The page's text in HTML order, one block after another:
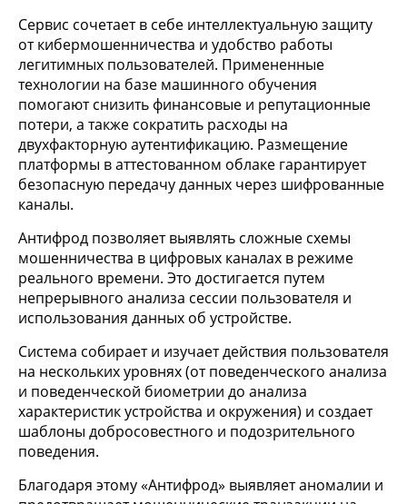
Сервис сочетает в себе интеллектуальную защиту
от кибермошенничества и удобство работы
легитимных пользователей. Примененные
технологии на базе машинного обучения
помогают снизить финансовые и репутационные
потери, а также сократить расходы на
двухфакторную аутентификацию. Размещение
платформы в аттестованном облаке гарантирует
безопасную передачу данных через шифрованные
каналы.
Антифрод позволяет выявлять сложные схемы
мошенничества в цифровых каналах в режиме
реального времени. Это достигается путем
непрерывного анализа сессии пользователя и
использования данных об устройстве.
Система собирает и изучает действия пользователя
на нескольких уровнях (от поведенческого анализа
и поведенческой биометрии до анализа
характеристик устройства и окружения) и создает
шаблоны добросовестного и подозрительного
поведения.
Благодаря этому «Антифрод» выявляет аномалии и